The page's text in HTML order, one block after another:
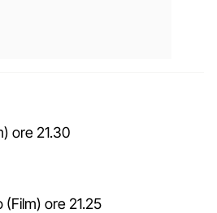
ore 21.30
(Film) ore 21.25